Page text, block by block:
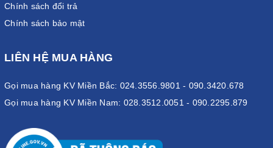
Chính sách đổi trả
Chính sách bảo mật
LIÊN HỆ MUA HÀNG
Gọi mua hàng KV Miền Bắc: 024.3556.9801 - 090.3420.678
Gọi mua hàng KV Miền Nam: 028.3512.0051 - 090.2295.879